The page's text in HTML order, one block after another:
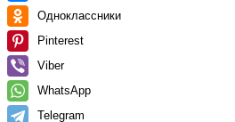
Одноклассники
Pinterest
Viber
WhatsApp
Telegram